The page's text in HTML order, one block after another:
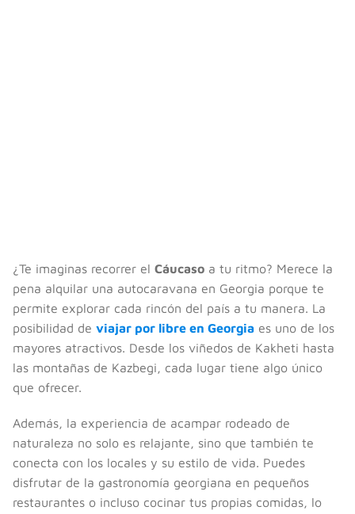
¿Te imaginas recorrer el Cáucaso a tu ritmo? Merece la
pena alquilar una autocaravana en Georgia porque te
permite explorar cada rincón del país a tu manera. La
posibilidad de viajar por libre en Georgia es uno de los
mayores atractivos. Desde los viñedos de Kakheti hasta
las montañas de Kazbegi, cada lugar tiene algo único
que ofrecer.
Además, la experiencia de acampar rodeado de
naturaleza no solo es relajante, sino que también te
conecta con los locales y su estilo de vida. Puedes
disfrutar de la gastronomía georgiana en pequeños
restaurantes o incluso cocinar tus propias comidas, lo